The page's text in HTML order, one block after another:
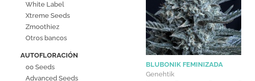
White Label
Xtreme Seeds
Zmoothiez
Otros bancos
AUTOFLORACIÓN
00 Seeds
Advanced Seeds
BLUBONIK FEMINIZADA
Genehtik